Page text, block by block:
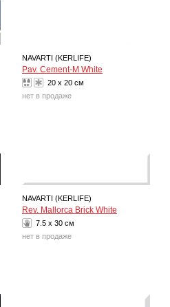
NAVARTI (KERLIFE)
Pav. Cement-M White
20 x 20 см
нет в продаже
NAVARTI (KERLIFE)
Rev. Mallorca Brick White
7.5 x 30 см
нет в продаже